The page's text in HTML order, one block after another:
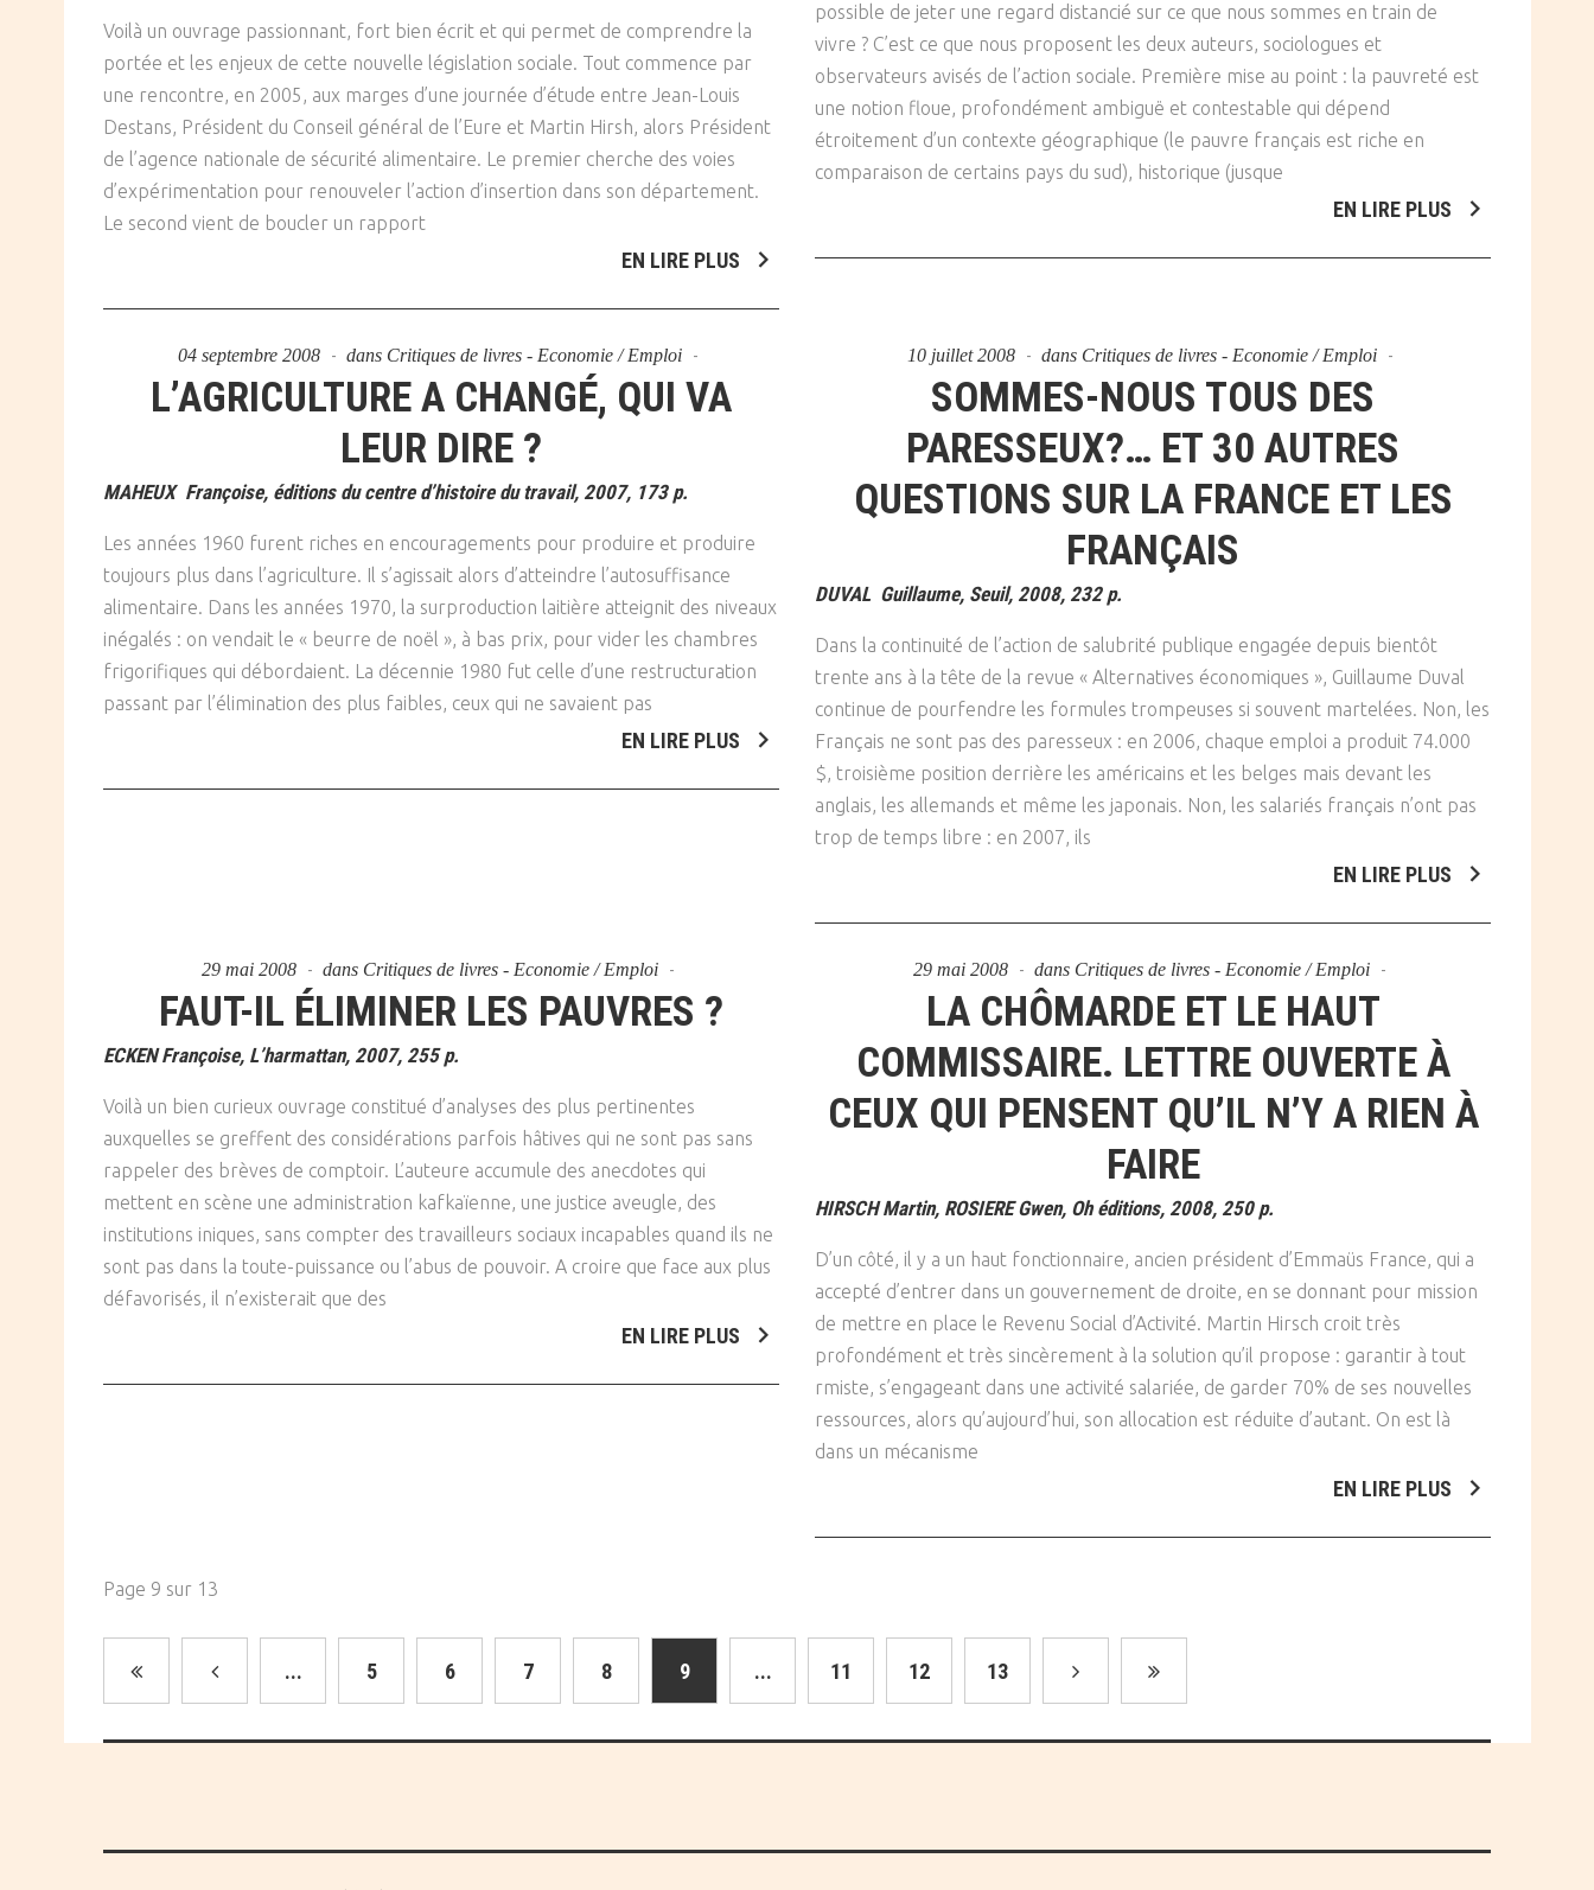
Voilà un ouvrage passionnant, fort bien écrit et qui permet de comprendre la
portée et les enjeux de cette nouvelle législation sociale. Tout commence par
une rencontre, en 2005, aux marges d’une journée d’étude entre Jean-Louis
Destans, Président du Conseil général de l’Eure et Martin Hirsh, alors Président
de l’agence nationale de sécurité alimentaire. Le premier cherche des voies
d’expérimentation pour renouveler l’action d’insertion dans son département.
Le second vient de boucler un rapport
EN LIRE PLUS
possible de jeter une regard distancié sur ce que nous sommes en train de
vivre ? C’est ce que nous proposent les deux auteurs, sociologues et
observateurs avisés de l’action sociale. Première mise au point : la pauvreté est
une notion floue, profondément ambiguë et contestable qui dépend
étroitement d’un contexte géographique (le pauvre français est riche en
comparaison de certains pays du sud), historique (jusque
EN LIRE PLUS
04 septembre 2008 dans Critiques de livres - Economie / Emploi
L’AGRICULTURE A CHANGÉ, QUI VA
LEUR DIRE ?
MAHEUX Françoise, éditions du centre d’histoire du travail, 2007, 173 p.
Les années 1960 furent riches en encouragements pour produire et produire
toujours plus dans l’agriculture. Il s’agissait alors d’atteindre l’autosuffisance
alimentaire. Dans les années 1970, la surproduction laitière atteignit des niveaux
inégalés : on vendait le « beurre de noël », à bas prix, pour vider les chambres
frigorifiques qui débordaient. La décennie 1980 fut celle d’une restructuration
passant par l’élimination des plus faibles, ceux qui ne savaient pas
EN LIRE PLUS
10 juillet 2008 dans Critiques de livres - Economie / Emploi
SOMMES-NOUS TOUS DES
PARESSEUX?… ET 30 AUTRES
QUESTIONS SUR LA FRANCE ET LES
FRANÇAIS
DUVAL Guillaume, Seuil, 2008, 232 p.
Dans la continuité de l’action de salubrité publique engagée depuis bientôt
trente ans à la tête de la revue « Alternatives économiques », Guillaume Duval
continue de pourfendre les formules trompeuses si souvent martelées. Non, les
Français ne sont pas des paresseux : en 2006, chaque emploi a produit 74.000
$, troisième position derrière les américains et les belges mais devant les
anglais, les allemands et même les japonais. Non, les salariés français n’ont pas
trop de temps libre : en 2007, ils
EN LIRE PLUS
29 mai 2008 dans Critiques de livres - Economie / Emploi
FAUT-IL ÉLIMINER LES PAUVRES ?
ECKEN Françoise, L’harmattan, 2007, 255 p.
Voilà un bien curieux ouvrage constitué d’analyses des plus pertinentes
auxquelles se greffent des considérations parfois hâtives qui ne sont pas sans
rappeler des brèves de comptoir. L’auteure accumule des anecdotes qui
mettent en scène une administration kafkaïenne, une justice aveugle, des
institutions iniques, sans compter des travailleurs sociaux incapables quand ils ne
sont pas dans la toute-puissance ou l’abus de pouvoir. A croire que face aux plus
défavorisés, il n’existerait que des
EN LIRE PLUS
29 mai 2008 dans Critiques de livres - Economie / Emploi
LA CHÔMARDE ET LE HAUT
COMMISSAIRE. LETTRE OUVERTE À
CEUX QUI PENSENT QU’IL N’Y A RIEN À
FAIRE
HIRSCH Martin, ROSIERE Gwen, Oh éditions, 2008, 250 p.
D’un côté, il y a un haut fonctionnaire, ancien président d’Emmaüs France, qui a
accepté d’entrer dans un gouvernement de droite, en se donnant pour mission
de mettre en place le Revenu Social d’Activité. Martin Hirsch croit très
profondément et très sincèrement à la solution qu’il propose : garantir à tout
rmiste, s’engageant dans une activité salariée, de garder 70% de ses nouvelles
ressources, alors qu’aujourd’hui, son allocation est réduite d’autant. On est là
dans un mécanisme
EN LIRE PLUS
Page 9 sur 13
... 5 6 7 8 9 ... 11 12 13